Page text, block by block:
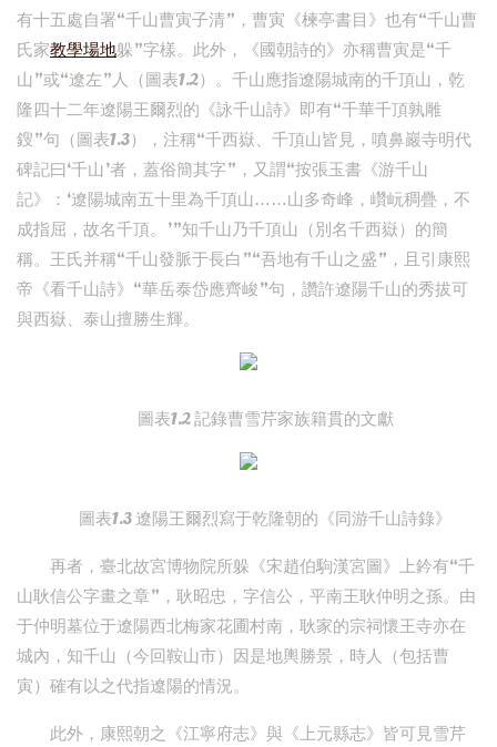
有十五處自署“千山曹寅子清”，曹寅《楝亭書目》也有“千山曹
氏家教學場地躲”字樣。此外，《國朝詩的》亦稱曹寅是“千
山”或“遼左”人（圖表1.2）。千山應指遼陽城南的千頂山，乾
隆四十二年遼陽王爾烈的《詠千山詩》即有“千華千頂孰雕
鎪”句（圖表1.3），注稱“千西嶽、千頂山皆見，噴鼻巖寺明代
碑記曰‘千山’者，蓋俗簡其字”，又謂“按張玉書《游千山
記》：‘遼陽城南五十里為千頂山……山多奇峰，巑岏稠疊，不
成指屈，故名千頂。’”知千山乃千頂山（別名千西嶽）的簡
稱。王氏并稱“千山發脈于長白”“吾地有千山之盛”，且引康熙
帝《看千山詩》“華岳泰岱應齊峻”句，讚許遼陽千山的秀拔可
與西嶽、泰山擅勝生輝。
圖表1.2 記錄曹雪芹家族籍貫的文獻
圖表1.3 遼陽王爾烈寫于乾隆朝的《同游千山詩錄》
再者，臺北故宮博物院所躲《宋趙伯駒漢宮圖》上鈐有“千
山耿信公字畫之章”，耿昭忠，字信公，平南王耿仲明之孫。由
于仲明墓位于遼陽西北梅家花圃村南，耿家的宗祠懷王寺亦在
城內，知千山（今回鞍山市）因是地輿勝景，時人（包括曹
寅）確有以之代指遼陽的情況。
此外，康熙朝之《江寧府志》與《上元縣志》皆可見雪芹